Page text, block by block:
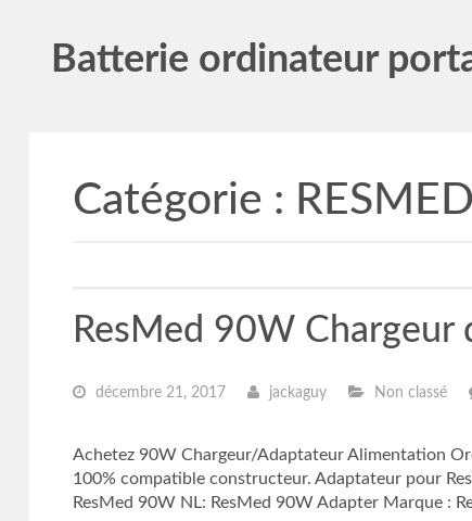
Batterie ordinateur
Catégorie : RESMED
ResMed 90W Chargeur
décembre 21, 2017 jackaguy Non classé
Achetez 90W Chargeur/Adaptateur Alimentation
100% compatible constructeur. Adaptateur pour
ResMed 90W NL: ResMed 90W Adapter Marque :